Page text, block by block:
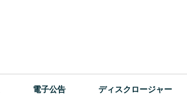
電子公告 ディスクロージャー